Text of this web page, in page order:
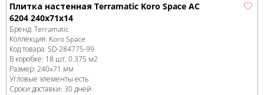
Плитка настенная Terramatic Koro Space AC
6204 240х71х14
Бренд: Terramatic
Коллекция: Koro Space
Код товара: SD-284775-99
В коробке: 18 шт, 0.375 м2
Размер: 240x71 мм
Угловые элементы есть
Сроки доставки: 30 дней